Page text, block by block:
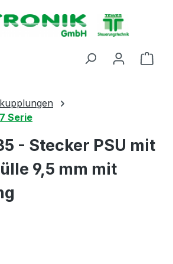
Serie
- Stecker PSU mit
9,5 mm mit